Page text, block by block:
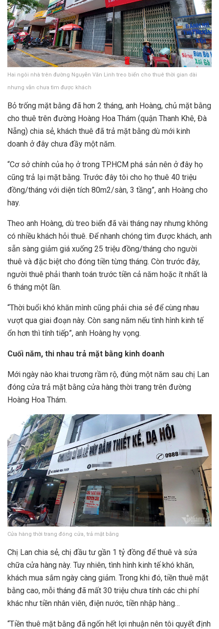
Hai ngôi nhà trên đường Nguyễn Văn Linh treo biển cho thuê thời gian dài
nhưng vẫn chưa tìm được khách
Bỏ trống mặt bằng đã hơn 2 tháng, anh Hoàng, chủ mặt bằng
cho thuê trên đường Hoàng Hoa Thám (quận Thanh Khê, Đà
Nẵng) chia sẻ, khách thuê đã trả mặt bằng dù mới kinh
doanh ở đây chưa đầy một năm.
“Cơ sở chính của họ ở trong TP.HCM phá sản nên ở đây họ
cũng trả lại mặt bằng. Trước đây tôi cho họ thuê 40 triệu
đồng/tháng với diện tích 80m2/sàn, 3 tầng”, anh Hoàng cho
hay.
Theo anh Hoàng, dù treo biển đã vài tháng nay nhưng không
có nhiều khách hỏi thuê. Để nhanh chóng tìm được khách, anh
sẵn sàng giảm giá xuống 25 triệu đồng/tháng cho người
thuê và đặc biệt cho đóng tiền từng tháng. Còn trước đây,
người thuê phải thanh toán trước tiền cả năm hoặc ít nhất là
6 tháng một lần.
“Thời buổi khó khăn mình cũng phải chia sẻ để cùng nhau
vượt qua giai đoạn này. Còn sang năm nếu tình hình kinh tế
ổn hơn thì tính tiếp”, anh Hoàng hy vọng.
Cuối năm, thi nhau trả mặt bằng kinh doanh
Mới ngày nào khai trương rầm rộ, đúng một năm sau chị Lan
đóng cửa trả mặt bằng cửa hàng thời trang trên đường
Hoàng Hoa Thám.
Cửa hàng thời trang đóng cửa, trả mặt bằng
Chị Lan chia sẻ, chị đầu tư gần 1 tỷ đồng để thuê và sửa
chữa cửa hàng này. Tuy nhiên, tình hình kinh tế khó khăn,
khách mua sắm ngày càng giảm. Trong khi đó, tiền thuê mặt
bằng cao, mỗi tháng đã mất 30 triệu chưa tính các chi phí
khác như tiền nhân viên, điện nước, tiền nhập hàng…
“Tiền thuê mặt bằng đã ngốn hết lợi nhuận nên tôi quyết định